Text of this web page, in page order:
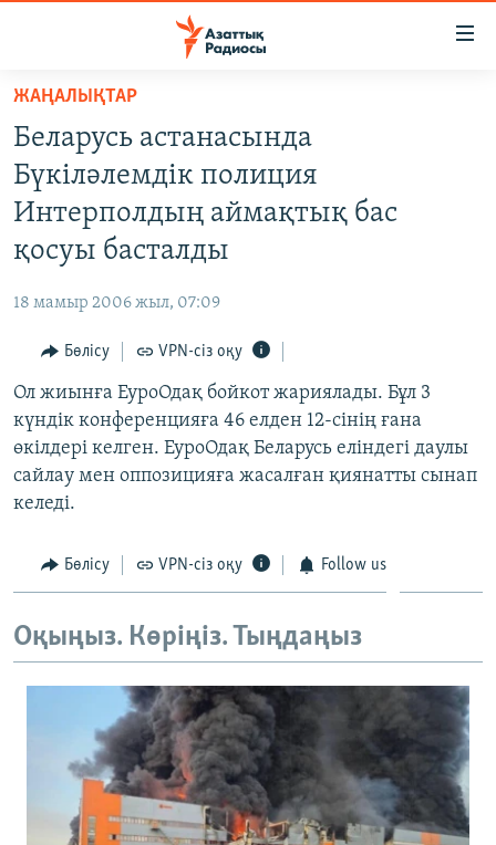
Skip
main
content
Skip
to
main
Skip
Search
САЯСАТ
AZATTYQTV
ҚАҢТАР ОҚИҒАСЫ
ӘЛЕУМЕТ
ӘЛЕМ
АРНАЙЫ ЖОБАЛАР
Русский
ЖАЗЫЛЫҢЫЗ
ЖАҢАЛЫҚТАР
Беларусь астанасында
Бүкіләлемдік полиция
Интерполдың аймақтық бас
қосуы басталды
18 мамыр 2006 жыл, 07:09
Бөлісу VPN-сіз оқу
Ол жиынға ЕуроОдақ бойкот жариялады. Бұл 3
күндік конференцияға 46 елден 12-сінің ғана
өкілдері келген. ЕуроОдақ Беларусь еліндегі даулы
сайлау мен оппозицияға жасалған қиянатты сынап
келеді.
Бөлісу VPN-сіз оқу Follow us
Оқыңыз. Көріңіз. Тыңдаңыз